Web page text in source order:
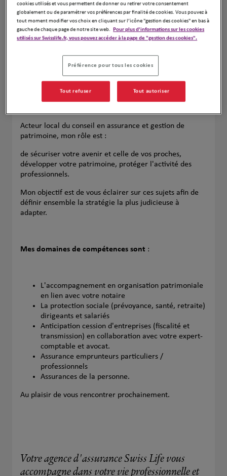
Acteur local du conseil en assurance et gestion de
patrimoine, mon rôle est :
de sécuriser votre avenir et celle de vos proches,
développer votre patrimoine, protéger l'activité des
professionnels.
Mon objectif est de vous éclairer sur ces sujets afin de
définir ensemble la stratégie la plus judicieuse à
adapter.
Mes domaines de compétences sont :
L'accompagnement en organisation patrimoniale
en lien avec votre notaire
La protection sociale (prévoyance, santé, retraite)
dirigeants et salariés
Anticipation cession d'entreprises (fiscalité et
transmission) en collaboration avec votre expert-
comptable et avocat.
Assurance emprunteurs particuliers /
professionnels
Assurances de la personne.
Au plaisir de vous rencontrer prochainement.
Votre agence d'assurance Swiss Life vous
accompagne dans votre vie professionnelle et
cookies utilisés et vous permettent de donner ou retirer votre consentement
globalement ou de paramétrer vos préférences par finalité de cookies. Vous pouvez à
tout moment modifier vos choix en cliquant sur l’icône "gestion des cookies" en bas à
gauche de chaque page de notre site web. Pour plus d'informations sur les cookies
utilisés sur Swisslife.fr, vous pouvez accéder à la page de "gestion des cookies".
Préférence pour tous les cookies
Tout refuser Tout autoriser